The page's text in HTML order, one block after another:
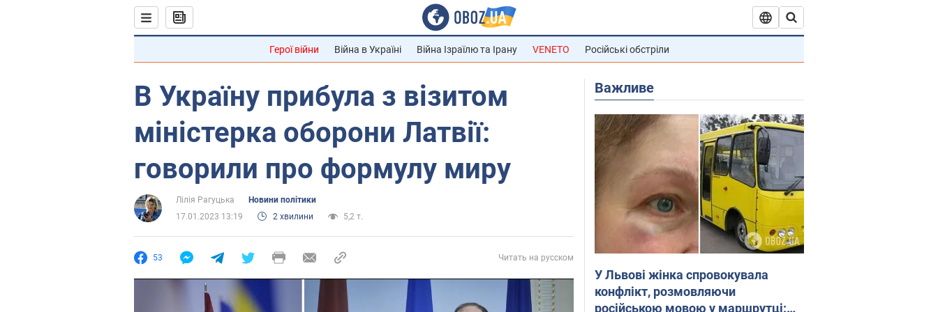
Герої війни Війна в Україні Війна Ізраїлю та Ірану VENETO Російські обстріли
В Україну прибула з візитом
міністерка оборони Латвії:
говорили про формулу миру
Лілія Рагуцька
Новини політики
17.01.2023 13:19
2 хвилини 5,2 т.
53 Читать на русском
Важливе
У Львові жінка спровокувала
конфлікт, розмовляючи
російською мовою у маршрутці: